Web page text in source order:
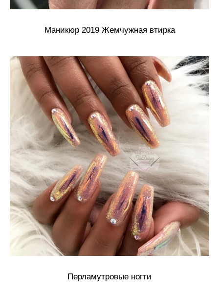
Маникюр 2019 Жемчужная втирка
Перламутровые ногти